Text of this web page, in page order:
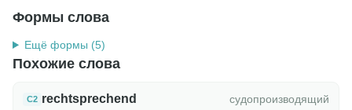
Формы слова
Ещё формы (5)
Похожие слова
C2 rechtsprechend судопроизводящий